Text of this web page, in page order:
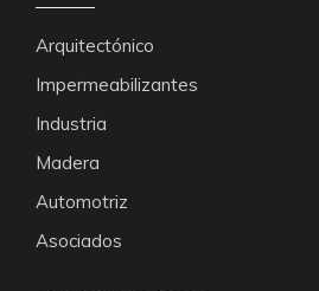
Arquitectónico
Impermeabilizantes
Industria
Madera
Automotriz
Asociados